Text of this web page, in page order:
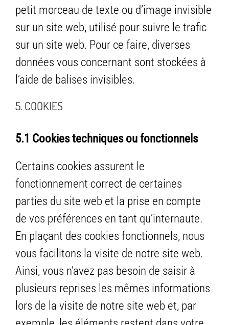
petit morceau de texte ou d’image invisible
sur un site web, utilisé pour suivre le trafic
sur un site web. Pour ce faire, diverses
données vous concernant sont stockées à
l’aide de balises invisibles.
5. COOKIES
5.1 Cookies techniques ou fonctionnels
Certains cookies assurent le
fonctionnement correct de certaines
parties du site web et la prise en compte
de vos préférences en tant qu’internaute.
En plaçant des cookies fonctionnels, nous
vous facilitons la visite de notre site web.
Ainsi, vous n’avez pas besoin de saisir à
plusieurs reprises les mêmes informations
lors de la visite de notre site web et, par